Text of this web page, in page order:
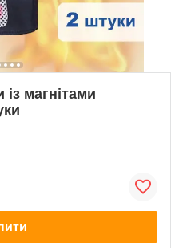
із магнітами